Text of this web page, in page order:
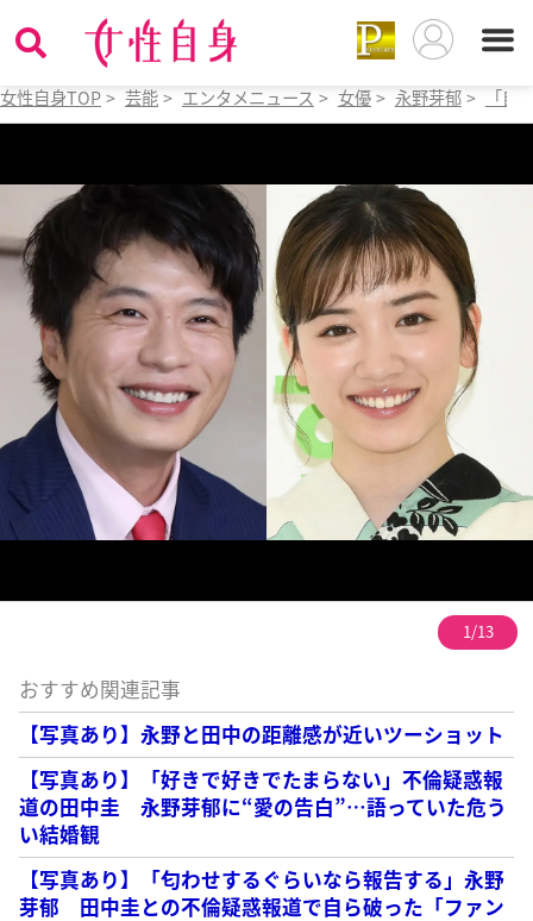
女性自身TOP > 芸能 > エンタメニュース > 女優 > 永野芽郁 > 「
1/13
おすすめ関連記事
【写真あり】永野と田中の距離感が近いツーショット
【写真あり】「好きで好きでたまらない」不倫疑惑報
道の田中圭 永野芽郁に“愛の告白”…語っていた危う
い結婚観
【写真あり】「匂わせするぐらいなら報告する」永野
芽郁 田中圭との不倫疑惑報道で自ら破った「ファン